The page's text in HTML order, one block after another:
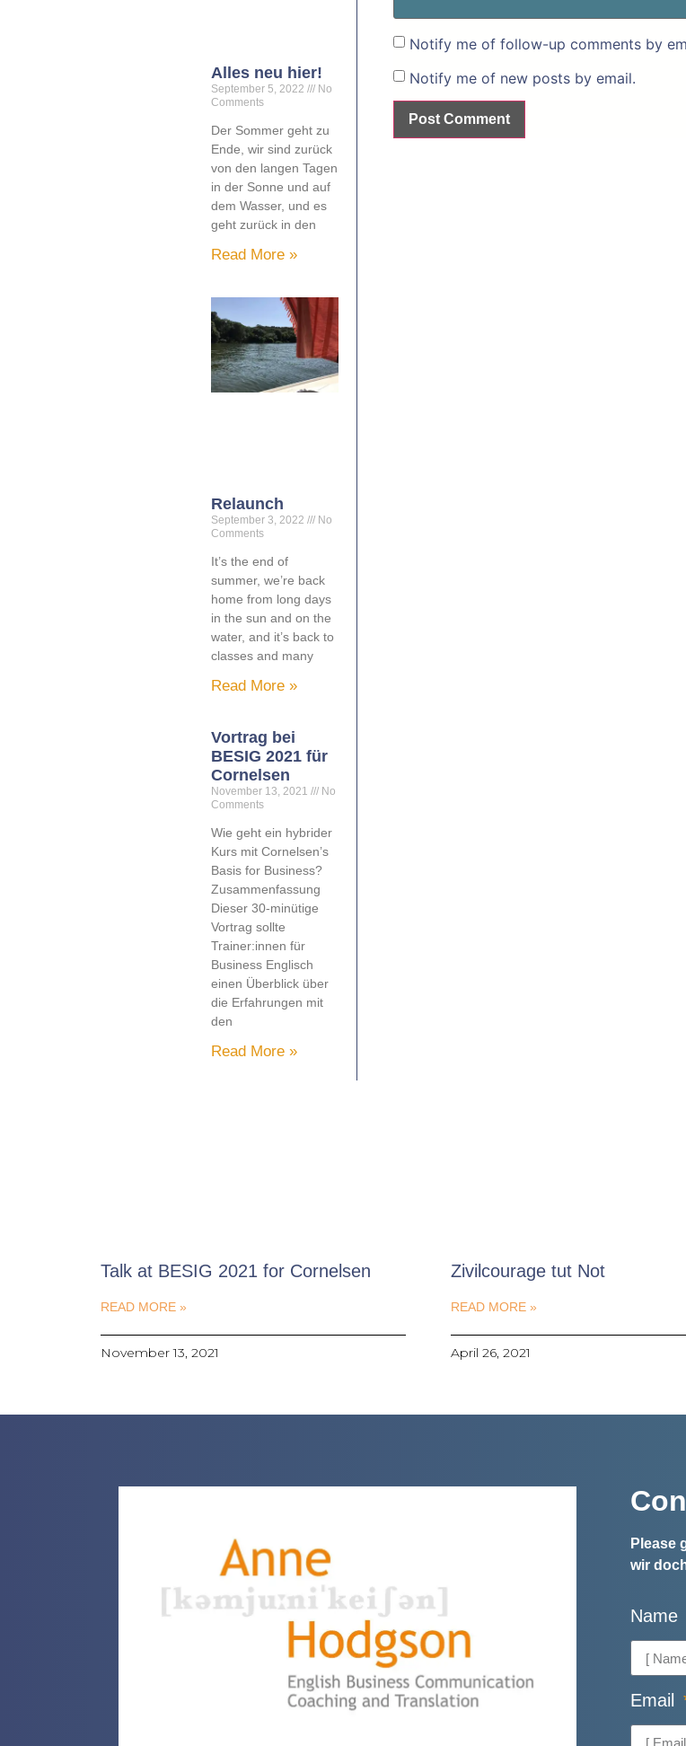
Alles neu hier!
September 5, 2022
No
Comments
Der Sommer geht zu
Ende, wir sind zurück
von den langen Tagen
in der Sonne und auf
dem Wasser, und es
geht zurück in den
Read More »
Relaunch
September 3, 2022
No
Comments
It’s the end of
summer, we’re back
home from long days
in the sun and on the
water, and it’s back to
classes and many
Read More »
Vortrag bei
BESIG 2021 für
Cornelsen
November 13, 2021
No
Comments
Wie geht ein hybrider
Kurs mit Cornelsen’s
Basis for Business?
Zusammenfassung
Dieser 30-minütige
Vortrag sollte
Trainer:innen für
Business Englisch
einen Überblick über
die Erfahrungen mit
den
Read More »
Notify me of follow-up comments by
Notify me of new posts by email.
Talk at BESIG 2021 for Cornelsen
READ MORE »
November 13, 2021
Zivilcourage tut Not
READ MORE »
April 26, 2021
Please
wir
Name
Email